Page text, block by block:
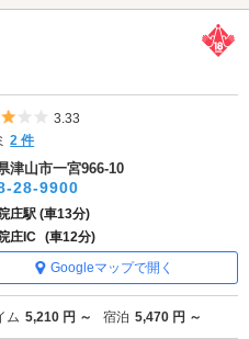
5つ星のうち3
3.33
2 件
津山市一宮966-10
28-9900
院庄駅 (車13分)
院庄IC (車12分)
Googleマップで開く
ム 5,210 円 ～ 宿泊 5,470 円 ～